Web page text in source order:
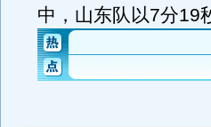
中，山东队以7分19